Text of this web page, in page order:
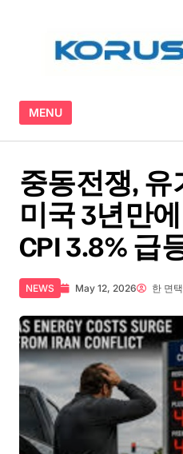
MENU
중동전쟁,
미국 3년만
CPI 3.8% 급
NEWS May 12, 2026 한 면택